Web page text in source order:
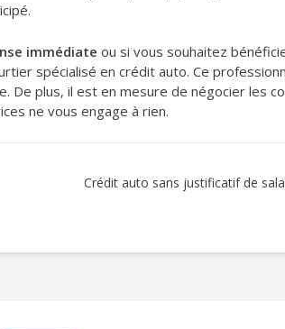
immédiate ou si vous souhaitez
spécialisé en crédit auto. Ce
plus, il est en mesure de négocier les
ne vous engage à rien.
Crédit auto sans justificatif de